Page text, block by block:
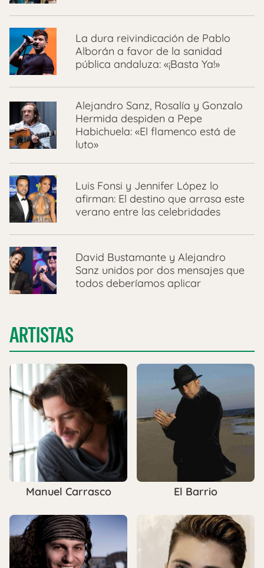
La dura reivindicación de Pablo
Alborán a favor de la sanidad
pública andaluza: «¡Basta Ya!»
Alejandro Sanz, Rosalía y Gonzalo
Hermida despiden a Pepe
Habichuela: «El flamenco está de
luto»
Luis Fonsi y Jennifer López lo
afirman: El destino que arrasa este
verano entre las celebridades
David Bustamante y Alejandro
Sanz unidos por dos mensajes que
todos deberíamos aplicar
ARTISTAS
Manuel Carrasco El Barrio